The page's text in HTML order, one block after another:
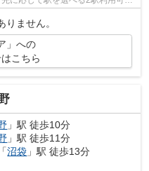
りません。
」への
こちら
」駅 徒歩10分
」駅 徒歩11分
「沼袋 」駅 徒歩13分